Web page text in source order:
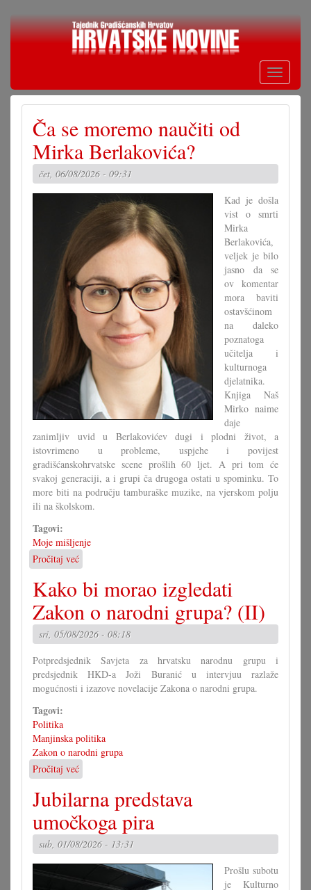
Skoči
Toggle
Ča se moremo naučiti od
Mirka Berlakovića?
čet, 06/08/2026 - 09:31
Kad je došla
vist o smrti
Mirka
Berlakovića,
veljek je bilo
jasno da se
ov komentar
mora baviti
ostavšćinom
na daleko
poznatoga
učitelja i
kulturnoga
djelatnika.
Knjiga Naš
Mirko naime
daje
zanimljiv uvid u Berlakovićev dugi i plodni život, a
istovrimeno u probleme, uspjehe i povijest
gradišćanskohrvatske scene prošlih 60 ljet. A pri tom će
svakoj generaciji, a i grupi ča drugoga ostati u spominku. To
more biti na području tamburaške muzike, na vjerskom polju
ili na školskom.
Tagovi:
Moje mišljenje
Pročitaj već
Ča
se
moremo
naučiti
od
Mirka
Berlakovića?
Kako bi morao izgledati
Zakon o narodni grupa? (II)
sri, 05/08/2026 - 08:18
Potpredsjednik Savjeta za hrvatsku narodnu grupu i
predsjednik HKD-a Joži Buranić u intervjuu razlaže
mogućnosti i izazove novelacije Zakona o narodni grupa.
Tagovi:
Politika
Manjinska politika
Zakon o narodni grupa
Pročitaj već
Kako
bi
morao
izgledati
Zakon
o
narodni
grupa?
Jubilarna predstava
umočkoga pira
sub, 01/08/2026 - 13:31
Prošlu subotu
je Kulturno